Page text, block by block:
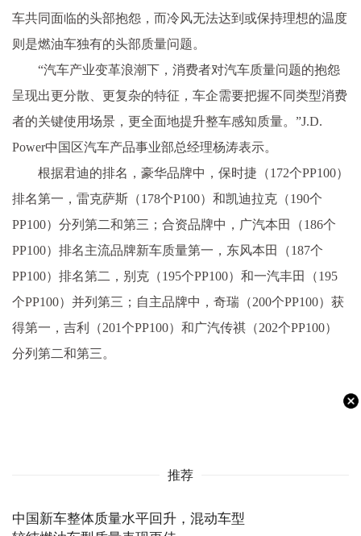
车共同面临的头部抱怨，而冷风无法达到或保持理想的温度
则是燃油车独有的头部质量问题。
“汽车产业变革浪潮下，消费者对汽车质量问题的抱怨
呈现出更分散、更复杂的特征，车企需要把握不同类型消费
者的关键使用场景，更全面地提升整车感知质量。”J.D.
Power中国区汽车产品事业部总经理杨涛表示。
根据君迪的排名，豪华品牌中，保时捷（172个PP100）
排名第一，雷克萨斯（178个P100）和凯迪拉克（190个
PP100）分列第二和第三；合资品牌中，广汽本田（186个
PP100）排名主流品牌新车质量第一，东风本田（187个
PP100）排名第二，别克（195个PP100）和一汽丰田（195
个PP100）并列第三；自主品牌中，奇瑞（200个PP100）获
得第一，吉利（201个PP100）和广汽传祺（202个PP100）
分列第二和第三。
推荐
中国新车整体质量水平回升，混动车型